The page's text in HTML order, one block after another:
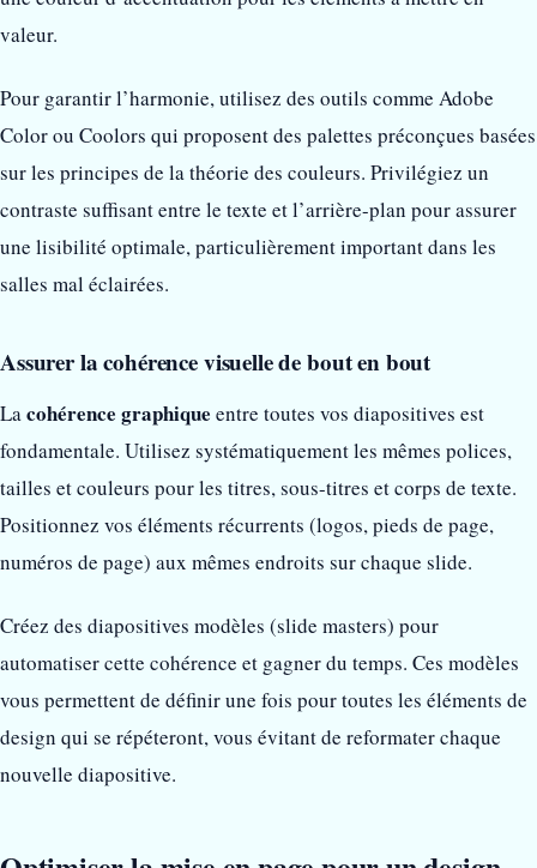
valeur.
Pour garantir l’harmonie, utilisez des outils comme Adobe
Color ou Coolors qui proposent des palettes préconçues basées
sur les principes de la théorie des couleurs. Privilégiez un
contraste suffisant entre le texte et l’arrière-plan pour assurer
une lisibilité optimale, particulièrement important dans les
salles mal éclairées.
Assurer la cohérence visuelle de bout en bout
Lacohérence graphique entre toutes vos diapositives est
fondamentale. Utilisez systématiquement les mêmes polices,
tailles et couleurs pour les titres, sous-titres et corps de texte.
Positionnez vos éléments récurrents (logos, pieds de page,
numéros de page) aux mêmes endroits sur chaque slide.
Créez des diapositives modèles (slide masters) pour
automatiser cette cohérence et gagner du temps. Ces modèles
vous permettent de définir une fois pour toutes les éléments de
design qui se répéteront, vous évitant de reformater chaque
nouvelle diapositive.